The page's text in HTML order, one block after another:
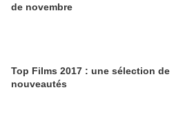
de novembre
Top Films 2017 : une sélection de
nouveautés